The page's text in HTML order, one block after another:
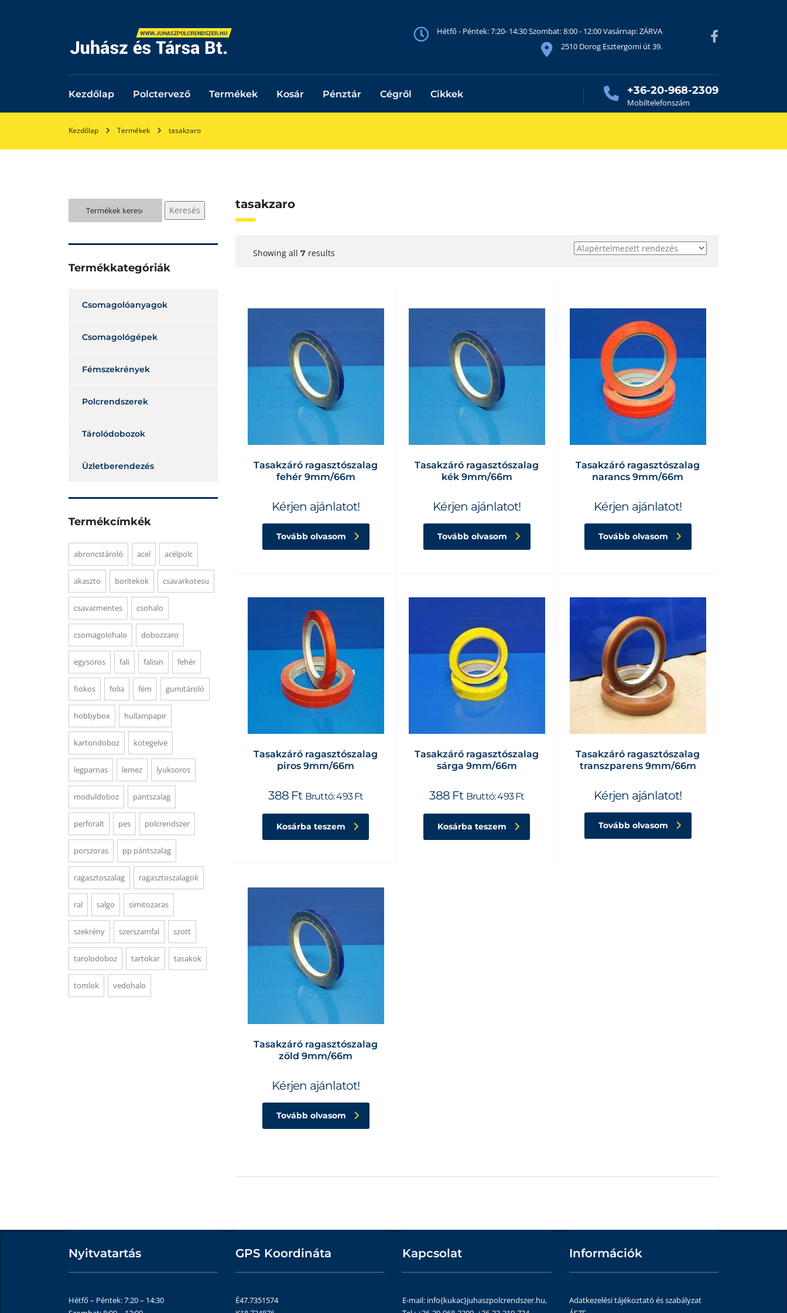
Hétfő - Péntek: 7:20- 14:30 Szombat: 8:00 - 12:00 Vasárnap: ZÁRVA
2510 Dorog Esztergomi út 39.
Kezdőlap Polctervező Termékek Kosár Pénztár Cégről Cikkek +36-20-968-2309
Mobiltelefonszám
Kezdőlap Termékek tasakzaro
tasakzaro
Showing all 7 results
Tasakzáró ragasztószalag
fehér 9mm/66m
Kérjen ajánlatot!
Tovább olvasom
Tasakzáró ragasztószalag
kék 9mm/66m
Kérjen ajánlatot!
Tovább olvasom
Tasakzáró ragasztószalag
narancs 9mm/66m
Kérjen ajánlatot!
Tovább olvasom
Tasakzáró ragasztószalag
piros 9mm/66m
388 Ft Bruttó:493Ft
Kosárba teszem
Tasakzáró ragasztószalag
sárga 9mm/66m
388 Ft Bruttó:493Ft
Kosárba teszem
Tasakzáró ragasztószalag
transzparens 9mm/66m
Kérjen ajánlatot!
Tovább olvasom
Tasakzáró ragasztószalag
zöld 9mm/66m
Kérjen ajánlatot!
Tovább olvasom
Keresés
a
Keresés
Termékkategóriák
Csomagolóanyagok
Csomagológépek
Fémszekrények
Polcrendszerek
Tárolódobozok
Üzletberendezés
Termékcímkék
abroncstároló acel acélpolc
akaszto boritekok csavarkotesu
csavarmentes csohalo
csomagolohalo dobozzaro
egysoros fali falisin fehér
fiokos folia fém gumitároló
hobbybox hullampapir
kartondoboz kotegelve
legparnas lemez lyuksoros
moduldoboz pantszalag
perforalt pes polcrendszer
porszoras pp pántszalag
ragasztoszalag ragasztoszalagok
ral salgo simitozaras
szekrény szerszamfal szott
tarolodoboz tartokar tasakok
tomlok vedohalo
Nyitvatartás
Hétfő – Péntek: 7:20 – 14:30
GPS Koordináta
É47.7351574
Kapcsolat
E-mail: info{kukac}juhaszpolcrendszer.hu,
Információk
Adatkezelési tájékoztató és szabályzat